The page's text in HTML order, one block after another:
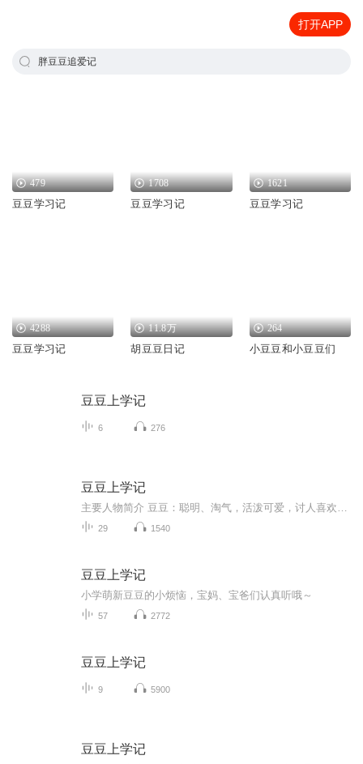
打开APP
胖豆豆追爱记
479
豆豆学习记
1708
豆豆学习记
1621
豆豆学习记
4288
豆豆学习记
11.8万
胡豆豆日记
264
小豆豆和小豆豆们
豆豆上学记
6 276
豆豆上学记
29 1540
豆豆上学记
小学萌新豆豆的小烦恼，宝妈、宝爸们认真听哦～
57 2772
豆豆上学记
9 5900
豆豆上学记